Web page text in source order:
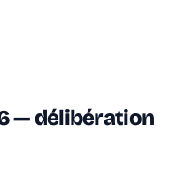
— délibération